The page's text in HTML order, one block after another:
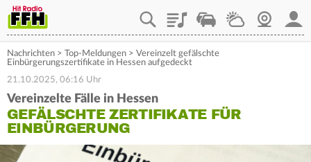
PlaylistStaupilotWetterWebcam
Nachrichten > Top-Meldungen > Vereinzelt gefälschte
Einbürgerungszertifikate in Hessen aufgedeckt
21.10.2025, 06:16 Uhr
Vereinzelte Fälle in Hessen
GEFÄLSCHTE ZERTIFIKATE FÜR
EINBÜRGERUNG